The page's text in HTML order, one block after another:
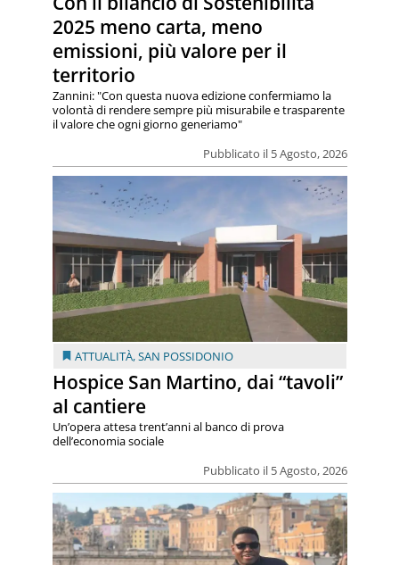
2025 meno carta, meno
emissioni, più valore per il
territorio
Pubblicato il 5 Agosto, 2026
Zannini: "Con questa nuova edizione confermiamo la
volontà di rendere sempre più misurabile e trasparente
il valore che ogni giorno generiamo"
ATTUALITÀ,SAN POSSIDONIO
Hospice San Martino, dai “tavoli”
al cantiere
Pubblicato il 5 Agosto, 2026
Un’opera attesa trent’anni al banco di prova
dell’economia sociale